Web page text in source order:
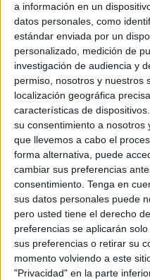
a información en un
datos personales, como
estándar enviada por un
personalizado, medición de
investigación de audiencia y
permiso, nosotros y nuestros
localización geográfica
características de
su consentimiento a nosotros
que llevemos a cabo el
forma alternativa, puede
cambiar sus preferencias
consentimiento. Tenga en
sus datos personales puede
pero usted tiene el derecho
preferencias se aplicarán
sus preferencias o retirar su
momento volviendo a este
"Privacidad" en la parte
ElColegio Oficial de Mé
lamenta profundamente el
Manuel Muñoz de Aranda
Radiodiagnóstico del
figura clave de la sanidad
profesional y calidad
imborrable en la ciudad.
Nacido en Tetuán el 7 de
Muñoz de Aranda
marcada por el
excelencia profesional.
era especialista en
Familiar y Comunitaria,
su ejercicio clínico una